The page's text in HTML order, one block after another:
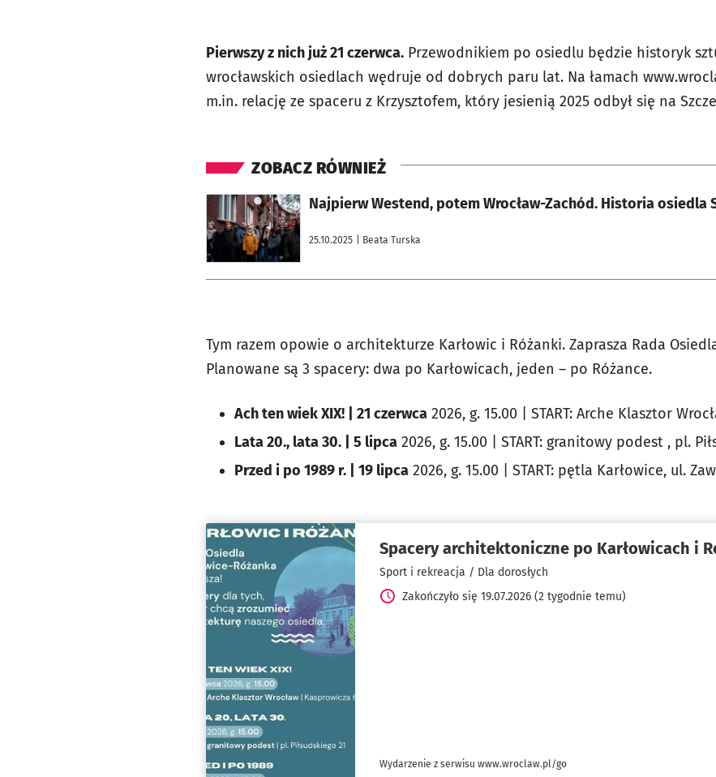
Pierwszy z nich już 21 czerwca. Przewodnikiem po osiedlu będzie historyk
wrocławskich osiedlach wędruje od dobrych paru lat. Na łamach
m.in. relację ze spaceru z Krzysztofem, który jesienią 2025 odbył się na
ZOBACZ RÓWNIEŻ
Najpierw Westend, potem Wrocław-Zachód. Historia osiedla
25.10.2025 | Beata Turska
otworzy się w nowej karcie
Tym razem opowie o architekturze Karłowic i Różanki. Zaprasza Rada
Planowane są 3 spacery: dwa po Karłowicach, jeden – po Różance.
Ach ten wiek XIX! | 21 czerwca 2026, g. 15.00 | START: Arche Klasztor
Lata 20., lata 30. | 5 lipca 2026, g. 15.00 | START: granitowy podest , pl.
Przed i po 1989 r. | 19 lipca 2026, g. 15.00 | START: pętla Karłowice, ul.
Spacery architektoniczne po Karłowicach i
Sport i rekreacja / Dla dorosłych
Zakończyło się 19.07.2026 (2 tygodnie temu)
Wydarzenie z serwisu www.wroclaw.pl/go